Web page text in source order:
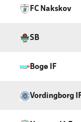
FC Nakskov
SB
Bogø IF
Vordingborg